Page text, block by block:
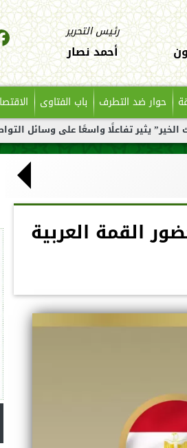
رئيس التحرير
أحمد نصار
حوار ضد التطرف باب الفتاوى
واسعًا على وسائل التواصل بعد
القمة العربية